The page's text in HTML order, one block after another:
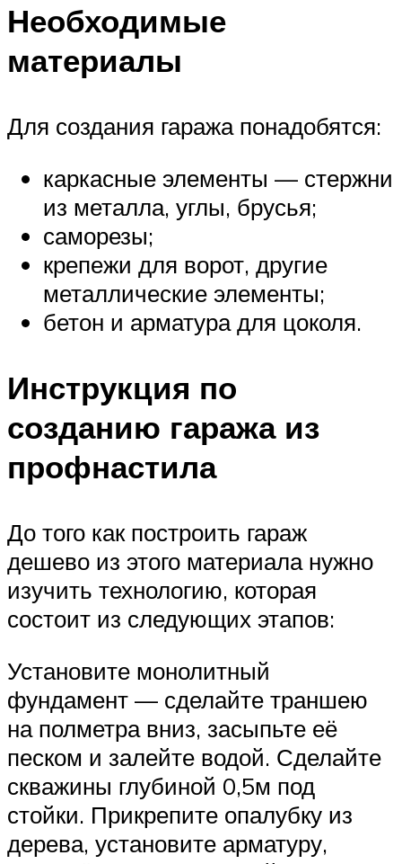
Необходимые
материалы
Для создания гаража понадобятся:
каркасные элементы — стержни
из металла, углы, брусья;
саморезы;
крепежи для ворот, другие
металлические элементы;
бетон и арматура для цоколя.
Инструкция по
созданию гаража из
профнастила
До того как построить гараж
дешево из этого материала нужно
изучить технологию, которая
состоит из следующих этапов:
Установите монолитный
фундамент — сделайте траншею
на полметра вниз, засыпьте её
песком и залейте водой. Сделайте
скважины глубиной 0,5м под
стойки. Прикрепите опалубку из
дерева, установите арматуру,